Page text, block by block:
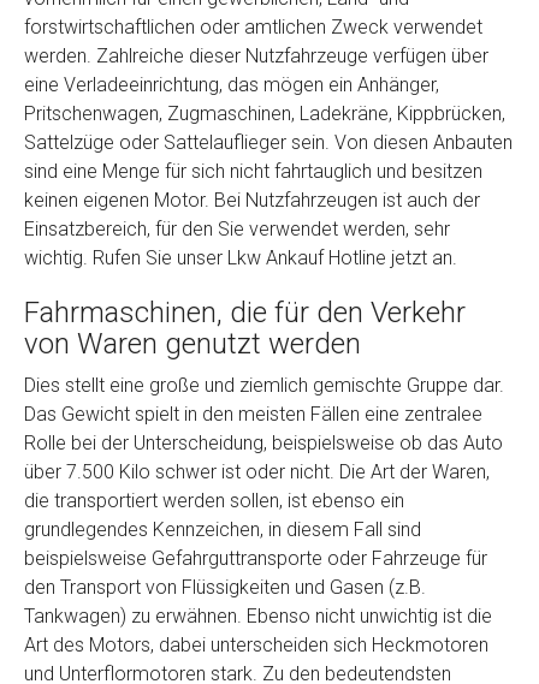
Model *
Baujahr
Getriebe
Bekannte Schäden
Kilometerstand
Preisvorstellung
Name*
Telefon
Email
forstwirtschaftlichen oder amtlichen Zweck verwendet
werden. Zahlreiche dieser Nutzfahrzeuge verfügen über
eine Verladeeinrichtung, das mögen ein Anhänger,
Pritschenwagen, Zugmaschinen, Ladekräne, Kippbrücken,
Sattelzüge oder Sattelauflieger sein. Von diesen Anbauten
sind eine Menge für sich nicht fahrtauglich und besitzen
keinen eigenen Motor. Bei Nutzfahrzeugen ist auch der
Einsatzbereich, für den Sie verwendet werden, sehr
wichtig. Rufen Sie unser Lkw Ankauf Hotline jetzt an.
Fahrmaschinen, die für den Verkehr
von Waren genutzt werden
Dies stellt eine große und ziemlich gemischte Gruppe dar.
Das Gewicht spielt in den meisten Fällen eine zentralee
Rolle bei der Unterscheidung, beispielsweise ob das Auto
über 7.500 Kilo schwer ist oder nicht. Die Art der Waren,
die transportiert werden sollen, ist ebenso ein
grundlegendes Kennzeichen, in diesem Fall sind
beispielsweise Gefahrguttransporte oder Fahrzeuge für
den Transport von Flüssigkeiten und Gasen (z.B.
Tankwagen) zu erwähnen. Ebenso nicht unwichtig ist die
Art des Motors, dabei unterscheiden sich Heckmotoren
und Unterflormotoren stark. Zu den bedeutendsten